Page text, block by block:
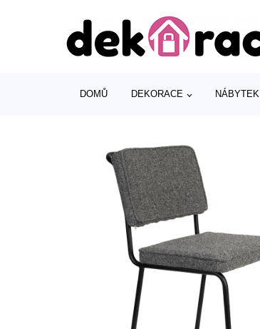
DOMŮ DEKORACE NÁBYTEK